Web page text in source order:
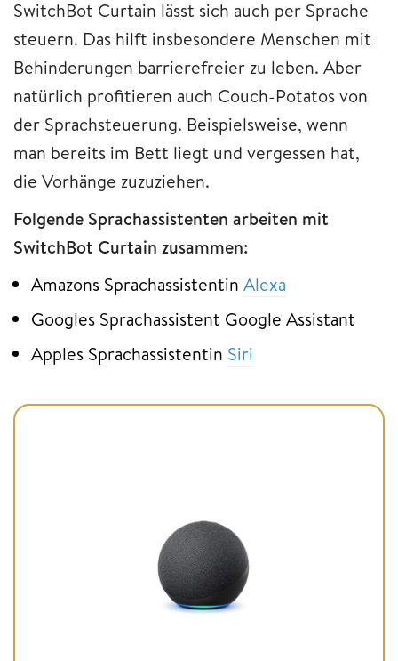
SwitchBot Curtain lässt sich auch per Sprache
steuern. Das hilft insbesondere Menschen mit
Behinderungen barrierefreier zu leben. Aber
natürlich profitieren auch Couch-Potatos von
der Sprachsteuerung. Beispielsweise, wenn
man bereits im Bett liegt und vergessen hat,
die Vorhänge zuzuziehen.
Folgende Sprachassistenten arbeiten mit
SwitchBot Curtain zusammen:
Amazons Sprachassistentin Alexa
Googles Sprachassistent Google Assistant
Apples Sprachassistentin Siri